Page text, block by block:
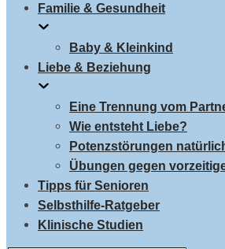
Familie & Gesundheit
Baby & Kleinkind
Liebe & Beziehung
Eine Trennung vom
Wie entsteht Liebe?
Potenzstörungen
Übungen gegen
Tipps für Senioren
Selbsthilfe-Ratgeber
Klinische Studien